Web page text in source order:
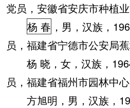
党员，安徽省安庆市种植
杨 春 ，男，汉族，
员，福建省宁德市公安局
杨 晓，女，汉族，
员，福建省福州市园林中
方旭明，男，汉族，